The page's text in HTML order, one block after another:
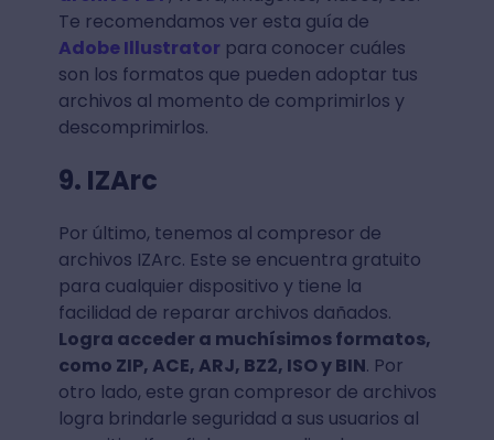
Te recomendamos ver esta guía de
Adobe Illustrator para conocer cuáles
son los formatos que pueden adoptar tus
archivos al momento de comprimirlos y
descomprimirlos.
9. IZArc
Por último, tenemos al compresor de
archivos IZArc. Este se encuentra gratuito
para cualquier dispositivo y tiene la
facilidad de reparar archivos dañados.
Logra acceder a muchísimos formatos,
como ZIP, ACE, ARJ, BZ2, ISO y BIN. Por
otro lado, este gran compresor de archivos
logra brindarle seguridad a sus usuarios al